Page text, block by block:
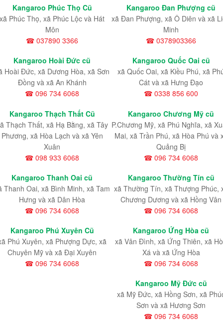
Kangaroo Phúc Thọ Cũ
xã Phúc Thọ, xã Phúc Lộc và Hát
Môn
☎ 037890 3366
Kangaroo Đan Phượng cũ
xã Đan Phượng, xã Ô Diên và xã
Minh
☎ 0378903366
Kangaroo Hoài Đức cũ
Hoài Đức, xã Dương Hòa, xã Sơn
Đồng và xã An Khánh
☎ 096 734 6068
Kangaroo Quốc Oai cũ
xã Quốc Oai, xã Kiều Phú, xã
Cát và xã Hưng Đạo
☎ 0338 856 600
Kangaroo Thạch Thất Cũ
Thạch Thất, xã Hạ Bằng, xã Tây
Phương, xã Hòa Lạch và xã Yên
Xuân
☎ 098 933 6068
Kangaroo Chương Mỹ cũ
P.Chương Mỹ, xã Phú Nghĩa, xã
Mai, xã Trần Phú, xã Hòa Phú và
Quảng Bị
☎ 096 734 6068
Kangaroo Thanh Oai cũ
Thanh Oai, xã Bình Minh, xã Tam
Hưng và xã Dân Hòa
☎ 096 734 6068
Kangaroo Thường Tín cũ
xã Thường Tín, xã Thượng Phúc,
Chương Dương và xã Hồng Vân
☎ 096 734 6068
Kangaroo Phú Xuyên Cũ
Phú Xuyên, xã Phượng Dực, xã
Chuyên Mỹ và xã Đại Xuyên
☎ 096 734 6068
Kangaroo Ứng Hòa cũ
xã Vân Đình, xã Ứng Thiên, xã
Xá và xã Ứng Hòa
☎ 096 734 6068
Kangaroo Mỹ Đức cũ
xã Mỹ Đức, xã Hồng Sơn, xã
Sơn và xã Hương Sơn
☎ 096 734 6068